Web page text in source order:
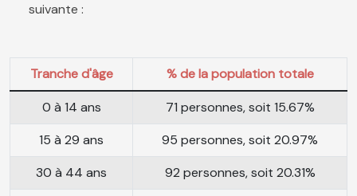
suivante :
Tranche d'âge
% de la population totale
0 à 14 ans
71 personnes, soit 15.67%
15 à 29 ans
95 personnes, soit 20.97%
30 à 44 ans
92 personnes, soit 20.31%